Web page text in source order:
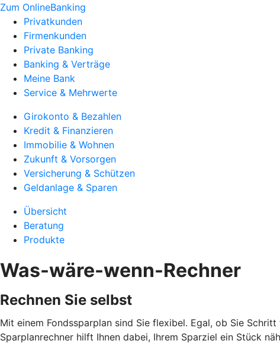
Zum OnlineBanking
Privatkunden
Firmenkunden
Private Banking
Banking & Verträge
Meine Bank
Service & Mehrwerte
Girokonto & Bezahlen
Kredit & Finanzieren
Immobilie & Wohnen
Zukunft & Vorsorgen
Versicherung & Schützen
Geldanlage & Sparen
Übersicht
Beratung
Produkte
Was-wäre-wenn-Rechner
Rechnen Sie selbst
Mit einem Fondssparplan sind Sie flexibel. Egal, ob Sie
Sparplanrechner hilft Ihnen dabei, Ihrem Sparziel ein Stück